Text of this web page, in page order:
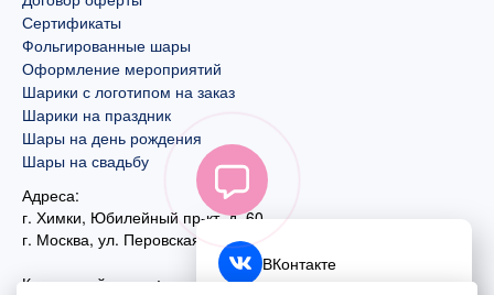
Сертификаты
Фольгированные шары
Оформление мероприятий
Шарики с логотипом на заказ
Шарики на праздник
Шары на день рождения
Шары на свадьбу
Адреса:
г. Химки, Юбилейный пр-кт, д. 60
г. Москва, ул. Перовская, д. 59
Контактный номер:
ВКонтакте